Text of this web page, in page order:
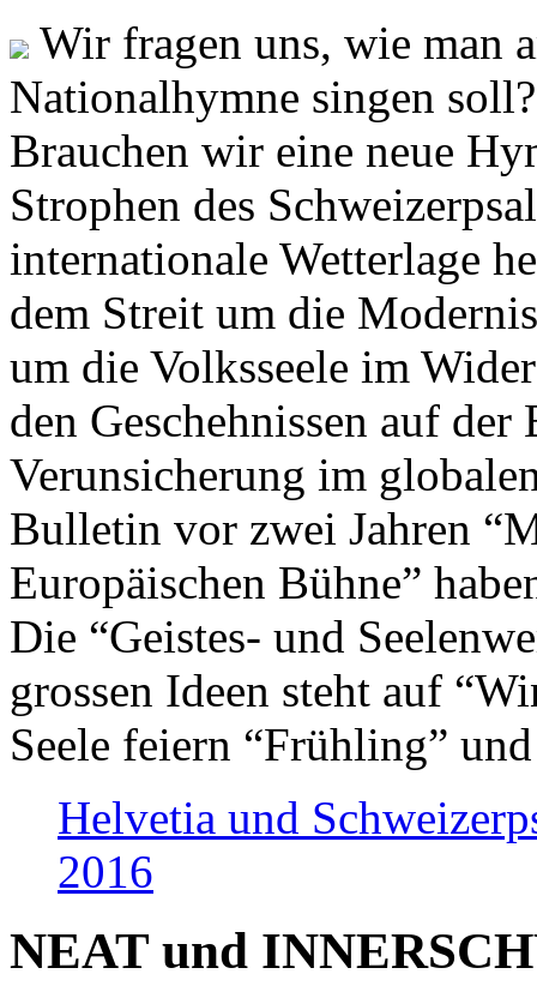
Wir fragen uns, wie man
Nationalhymne singen
Brauchen wir eine neue
Strophen des
internationale Wetterlage
dem Streit um die
um die Volksseele im
den Geschehnissen auf
Verunsicherung im
Bulletin vor zwei Jahren
Europäischen Bühne”
Die “Geistes- und
grossen Ideen steht auf
Seele feiern “Frühling”
Helvetia und
2016
NEAT und